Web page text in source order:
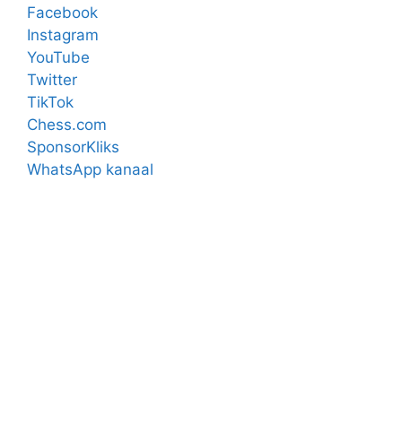
Facebook
Instagram
YouTube
Twitter
TikTok
Chess.com
SponsorKliks
WhatsApp kanaal